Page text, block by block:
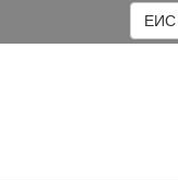
ЕИС